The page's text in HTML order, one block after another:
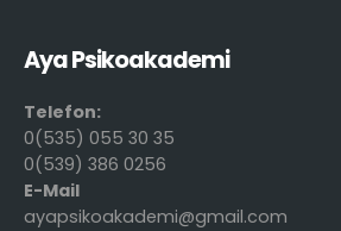
Aya Psikoakademi
Telefon:
0(535) 055 30 35
0(539) 386 0256
E-Mail
ayapsikoakademi@gmail.com